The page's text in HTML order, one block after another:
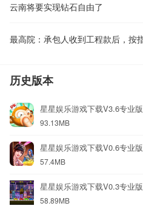
云南将要实现钻石自由了
历史版本
星星娱乐游戏下载V3.6专业版
93.13MB
星星娱乐游戏下载V0.6专业版
57.4MB
星星娱乐游戏下载V0.3专业版
58.89MB